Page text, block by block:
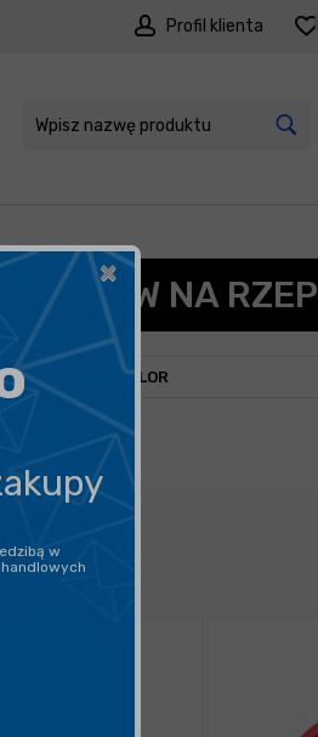
Profil klienta
PROMOCJE
NA RZEP
KOLOR
×
w